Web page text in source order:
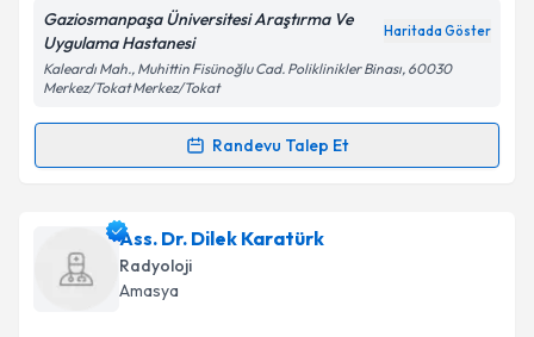
Kişisel verilerimin işlenmesine ilişkin
Aydınlatma
Metni'ni okudum ve kişisel verilerimin belirtilen
kapsamda işlenmesini kabul ediyorum.
Takvim Talebini Gönder
Gaziosmanpaşa Üniversitesi Araştırma Ve
Uygulama Hastanesi
Haritada Göster
Kaleardı Mah., Muhittin Fisünoğlu Cad. Poliklinikler Binası, 60030
Merkez/Tokat Merkez/Tokat
Randevu Talep Et
Randevu Takvimi Talebi
Dr. Fatma Aktaşiçin randevu takvimi talebi oluşturun.
Size bu uzmandan randevu almanız için bir takvim
hazırlandığında e-posta ile bilgilendireceğiz.
Ass. Dr. Dilek Karatürk
Radyoloji
Amasya